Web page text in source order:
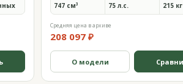
747 см³ 75 л.с. 215 кг
Средняя цена в архиве
208 097 ₽
О модели